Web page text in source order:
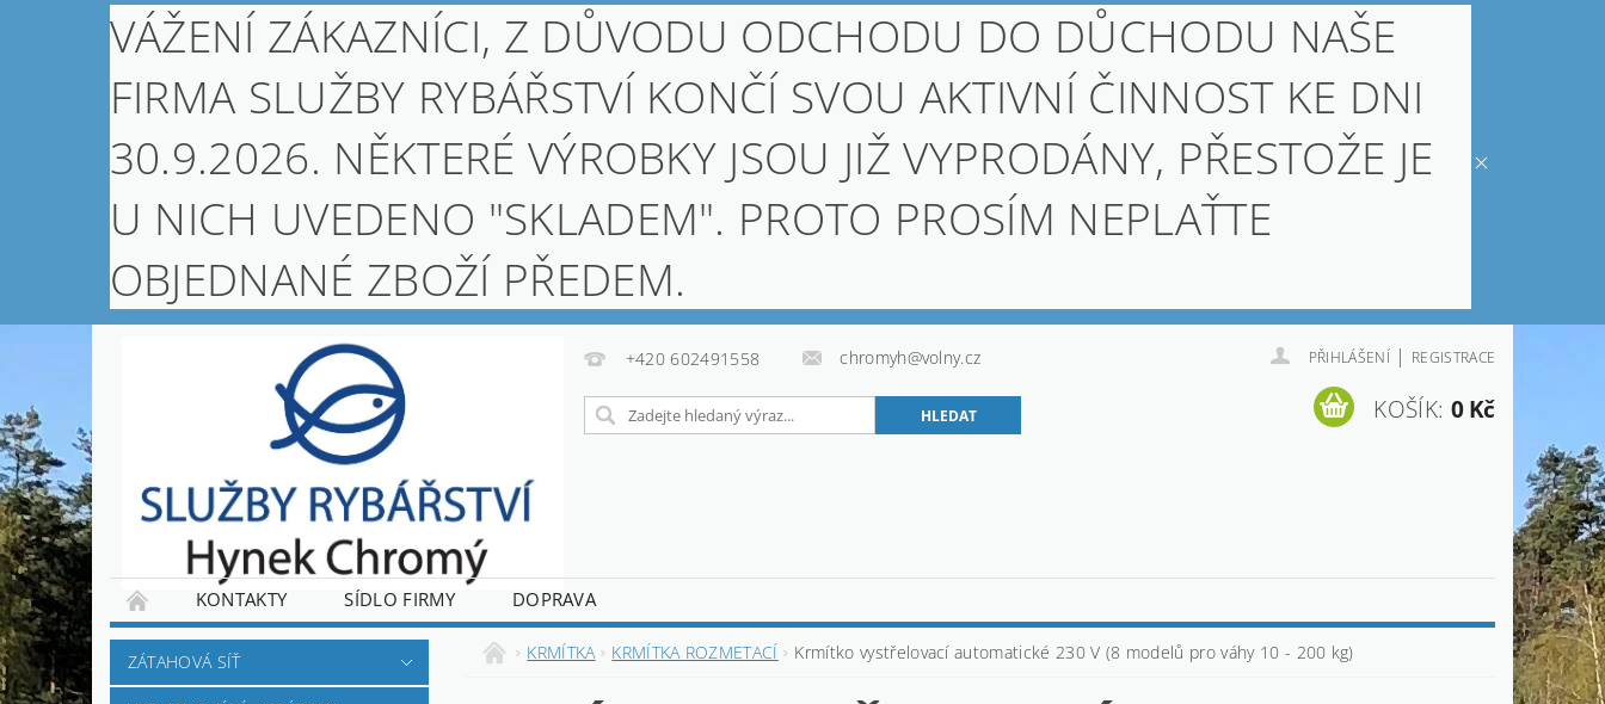
VÁŽENÍ ZÁKAZNÍCI, Z DŮVODU ODCHODU DO DŮCHODU NAŠE
FIRMA SLUŽBY RYBÁŘSTVÍ KONČÍ SVOU AKTIVNÍ ČINNOST KE DNI
30.9.2026. NĚKTERÉ VÝROBKY JSOU JIŽ VYPRODÁNY, PŘESTOŽE JE
U NICH UVEDENO "SKLADEM". PROTO PROSÍM NEPLAŤTE
OBJEDNANÉ ZBOŽÍ PŘEDEM.
+420 602491558 chromyh@volny.cz PŘIHLÁŠENÍ | REGISTRACE
KOŠÍK: 0 Kč
KONTAKTY SÍDLO FIRMY DOPRAVA
ZÁTAHOVÁ SÍŤ KRMÍTKA KRMÍTKA ROZMETACÍ Krmítko vystřelovací automatické 230 V (8 modelů pro váhy 10 - 200 kg)